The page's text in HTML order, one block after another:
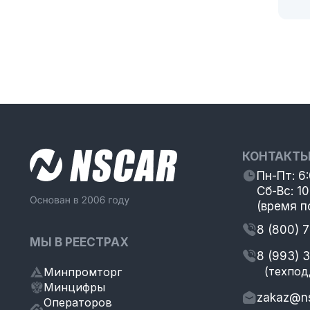
МЫ В РЕЕСТРАХ
Минпромторг
Минцифры
Операторов
Пн-Пт:
Сб-Вс:
(время
8 (800)
8 (993)